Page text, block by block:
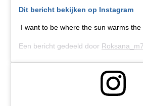
Dit bericht bekijken op Instagram
I want to be where the sun warms
Een bericht gedeeld door Roksana_m7